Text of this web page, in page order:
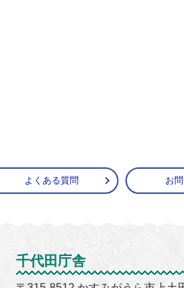
よくある質問 お
かすみがうら市
千代田庁舎